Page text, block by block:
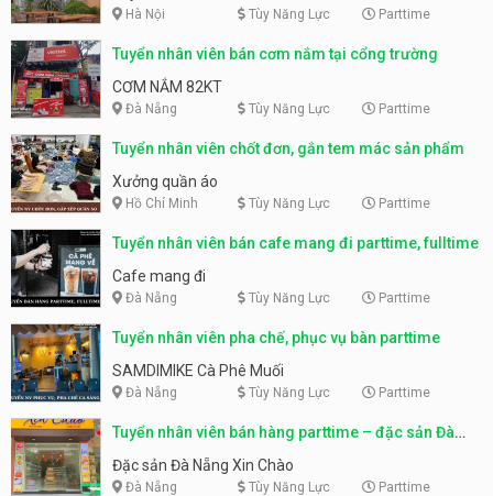
Hà Nội Tùy Năng Lực Parttime
Tuyển nhân viên bán cơm nắm tại cổng trường
CƠM NẮM 82KT
Đà Nẵng Tùy Năng Lực Parttime
Tuyển nhân viên chốt đơn, gắn tem mác sản phẩm
Xưởng quần áo
Hồ Chí Minh Tùy Năng Lực Parttime
Tuyển nhân viên bán cafe mang đi parttime, fulltime
Cafe mang đi
Đà Nẵng Tùy Năng Lực Parttime
Tuyển nhân viên pha chế, phục vụ bàn parttime
SAMDIMIKE Cà Phê Muối
Đà Nẵng Tùy Năng Lực Parttime
Tuyển nhân viên bán hàng parttime – đặc sản Đà
Nẵng
Đặc sản Đà Nẵng Xin Chào
Đà Nẵng Tùy Năng Lực Parttime